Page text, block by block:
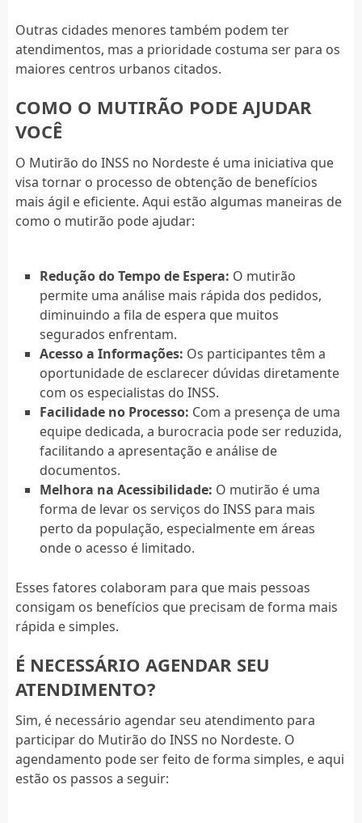
Outras cidades menores também podem ter
atendimentos, mas a prioridade costuma ser para os
maiores centros urbanos citados.
COMO O MUTIRÃO PODE AJUDAR
VOCÊ
O Mutirão do INSS no Nordeste é uma iniciativa que
visa tornar o processo de obtenção de benefícios
mais ágil e eficiente. Aqui estão algumas maneiras de
como o mutirão pode ajudar:
Redução do Tempo de Espera: O mutirão
permite uma análise mais rápida dos pedidos,
diminuindo a fila de espera que muitos
segurados enfrentam.
Acesso a Informações: Os participantes têm a
oportunidade de esclarecer dúvidas diretamente
com os especialistas do INSS.
Facilidade no Processo: Com a presença de uma
equipe dedicada, a burocracia pode ser reduzida,
facilitando a apresentação e análise de
documentos.
Melhora na Acessibilidade: O mutirão é uma
forma de levar os serviços do INSS para mais
perto da população, especialmente em áreas
onde o acesso é limitado.
Esses fatores colaboram para que mais pessoas
consigam os benefícios que precisam de forma mais
rápida e simples.
É NECESSÁRIO AGENDAR SEU
ATENDIMENTO?
Sim, é necessário agendar seu atendimento para
participar do Mutirão do INSS no Nordeste. O
agendamento pode ser feito de forma simples, e aqui
estão os passos a seguir: